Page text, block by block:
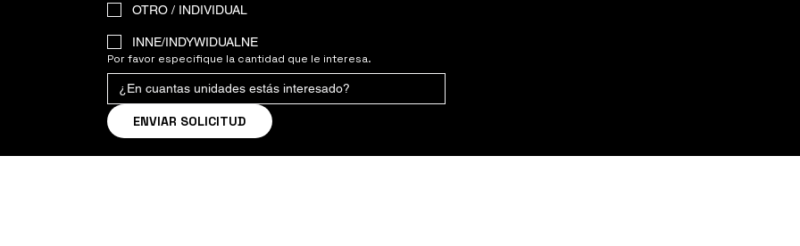
OTRO / INDIVIDUAL
INNE/INDYWIDUALNE
Por favor especifique la cantidad que le interesa.
ENVIAR SOLICITUD